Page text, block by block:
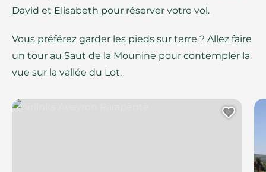
David et Elisabeth pour réserver votre vol.
Vous préférez garder les pieds sur terre ? Allez faire
un tour au Saut de la Mounine pour contempler la
vue sur la vallée du Lot.
Airlinks Aveyron Parapente